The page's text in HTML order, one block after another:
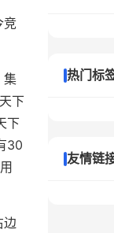
竞
集
下
下
30
边
热门标
友情链